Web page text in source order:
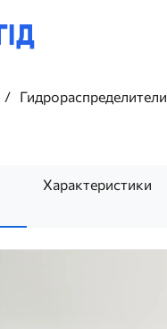
Гидрораспределители
Характеристики